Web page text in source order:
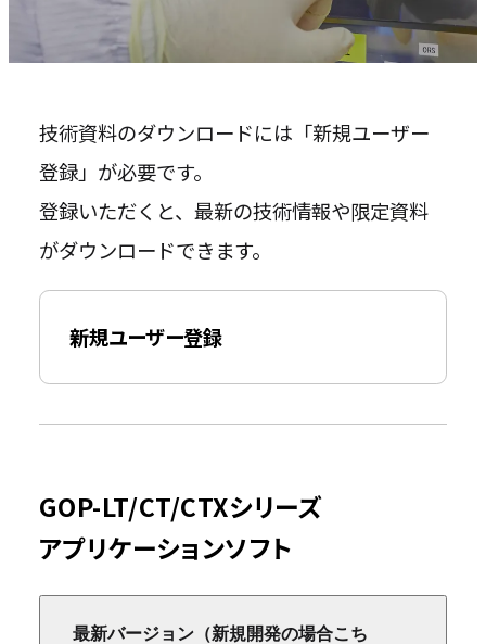
技術資料のダウンロードには「新規ユーザー
登録」が必要です。
登録いただくと、最新の技術情報や限定資料
がダウンロードできます。
新規ユーザー登録
GOP-LT/CT/CTXシリーズ
アプリケーションソフト
最新バージョン（新規開発の場合こち